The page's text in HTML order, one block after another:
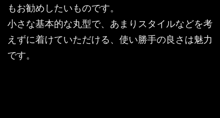
もお勧めしたいものです。
小さな基本的な丸型で、あまりスタイルなどを考
えずに着けていただける、使い勝手の良さは魅力
です。